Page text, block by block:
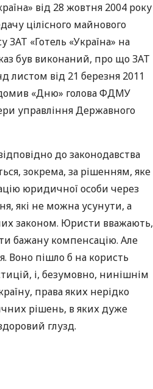
від 28 жовтня 2004 року
цілісного майнового
ЗАТ «Готель «Україна» на
був виконаний, про щоЗАТ
листом від 21 березня 2011
«Дню» головаФДМУ
управління Державного
до законодавства
зокрема, за рішенням, яке
юридичної особи через
які не можна усунути, а
законом. Юристи вважають,
бажану компенсацію. Але
Воно пішло б на користь
і, безумовно, нинішнім
права яких нерідко
рішень, в яких дуже
глузд.